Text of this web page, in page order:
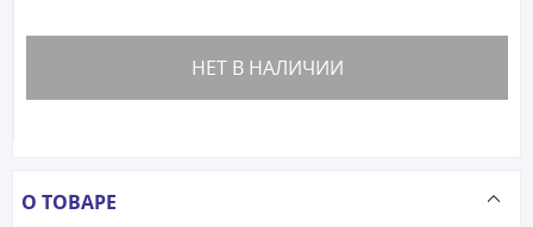
НЕТ В НАЛИЧИИ
О ТОВАРЕ